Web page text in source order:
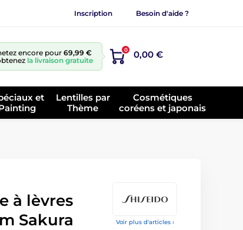
Inscription Besoin d'aide ?
encore pour69,99 €
la livraison gratuite
0 0,00 €
et
Lentilles par
Thème
Cosmétiques
coréens et japonais
Voir plus d'articles ›
à lèvres
Sakura